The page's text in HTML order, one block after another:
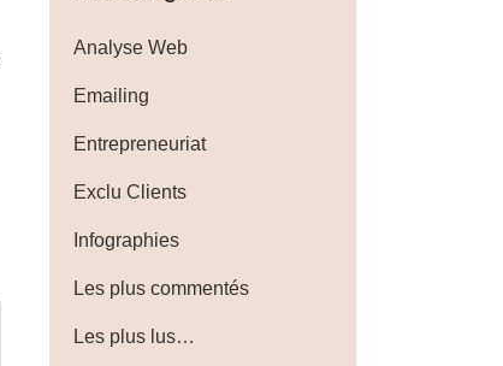
Analyse Web
Emailing
Entrepreneuriat
Exclu Clients
Infographies
Les plus commentés
Les plus lus…